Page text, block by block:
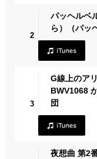
2
パッヘルベ
ら）（パッ
3
G線上のア
BWV1068
団
夜想曲 第2